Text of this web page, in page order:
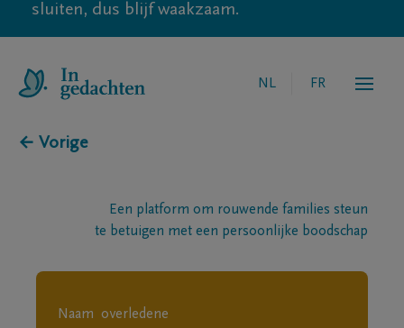
sluiten, dus blijf waakzaam.
NL FR
← Vorige
Een platform om rouwende families steun
te betuigen met een persoonlijke boodschap